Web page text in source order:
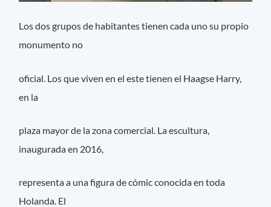
Los dos grupos de habitantes tienen cada uno su propio
monumento no
oficial. Los que viven en el este tienen el Haagse Harry,
en la
plaza mayor de la zona comercial. La escultura,
inaugurada en 2016,
representa a una figura de cómic conocida en toda
Holanda. El